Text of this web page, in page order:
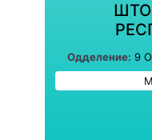
ШТО
Одделение: 9